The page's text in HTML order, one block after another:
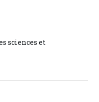
sciences et